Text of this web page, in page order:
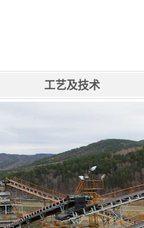
工艺及技术